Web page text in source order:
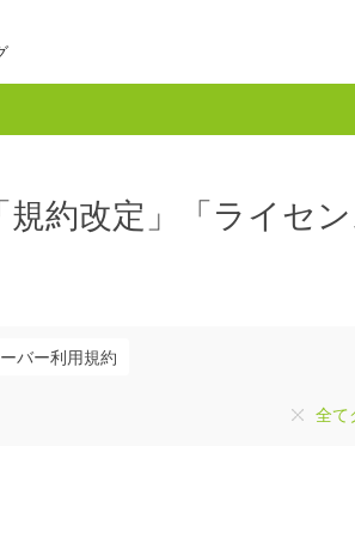
約改定」「ライセ
バー利用規約
全て